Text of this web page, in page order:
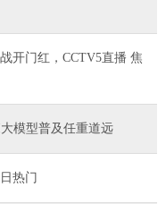
开门红，CCTV5直播 焦
模型普及任重道远
热门